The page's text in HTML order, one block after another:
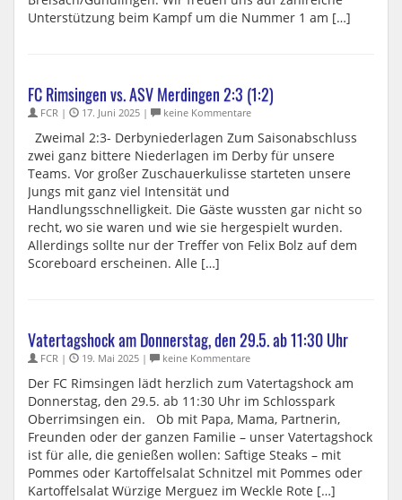
Unterstützung beim Kampf um die Nummer 1 am […]
FC Rimsingen vs. ASV Merdingen 2:3 (1:2)
FCR | 17. Juni 2025 | keine Kommentare
Zweimal 2:3- Derbyniederlagen Zum Saisonabschluss
zwei ganz bittere Niederlagen im Derby für unsere
Teams. Vor großer Zuschauerkulisse starteten unsere
Jungs mit ganz viel Intensität und
Handlungsschnelligkeit. Die Gäste wussten gar nicht so
recht, wo sie waren und wie sie hergespielt wurden.
Allerdings sollte nur der Treffer von Felix Bolz auf dem
Scoreboard erscheinen. Alle […]
Vatertagshock am Donnerstag, den 29.5. ab 11:30 Uhr
FCR | 19. Mai 2025 | keine Kommentare
Der FC Rimsingen lädt herzlich zum Vatertagshock am
Donnerstag, den 29.5. ab 11:30 Uhr im Schlosspark
Oberrimsingen ein. Ob mit Papa, Mama, Partnerin,
Freunden oder der ganzen Familie – unser Vatertagshock
ist für alle, die genießen wollen: Saftige Steaks – mit
Pommes oder Kartoffelsalat Schnitzel mit Pommes oder
Kartoffelsalat Würzige Merguez im Weckle Rote […]